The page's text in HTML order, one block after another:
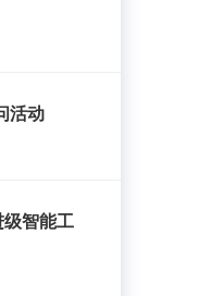
活动
智能工